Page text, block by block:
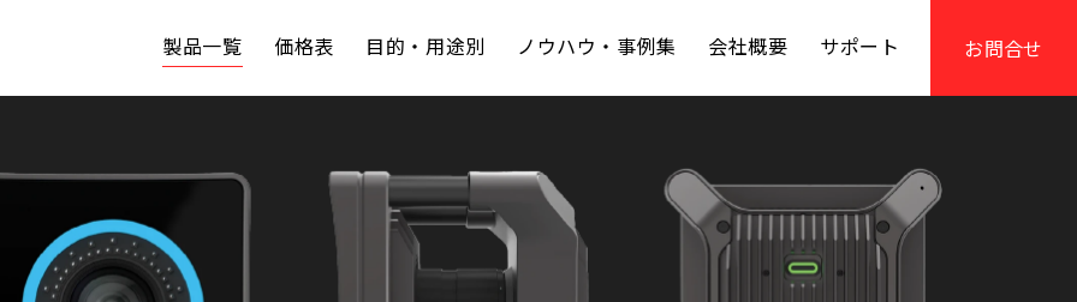
製品一覧 価格表 目的・用途別 ノウハウ・事例集 会社概要 サポート お問合せ